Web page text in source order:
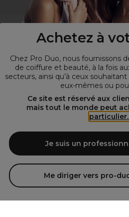
Achetez à
Chez Pro Duo, nous fournissons
de coiffure et beauté, à la fois
secteurs, ainsi qu’à ceux
eux-mêmes ou
Ce site est réservé aux
mais tout le monde peut
Je suis un
Me diriger vers pro-
Visitez notre site pourles
© Tous droits réservés ©
Spécialiste de la coiffure et de la
large sélection de produits
l'esthétique autour d'un choix de
de beauté! Notre gamme de produits
qui sont à la recherche de produits et
matériel esthétique de qualité.